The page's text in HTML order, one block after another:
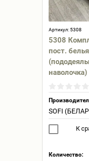
Артикул:5308
5308
пост.
SOFI
К
Количество: